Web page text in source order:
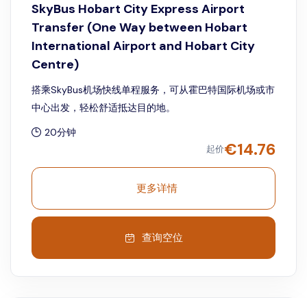
SkyBus Hobart City Express Airport
Transfer (One Way between Hobart
International Airport and Hobart City
Centre)
搭乘SkyBus机场快线单程服务，可从霍巴特国际机场或市
中心出发，轻松舒适抵达目的地。
20分钟
起价€14.76
更多详情
查询空位